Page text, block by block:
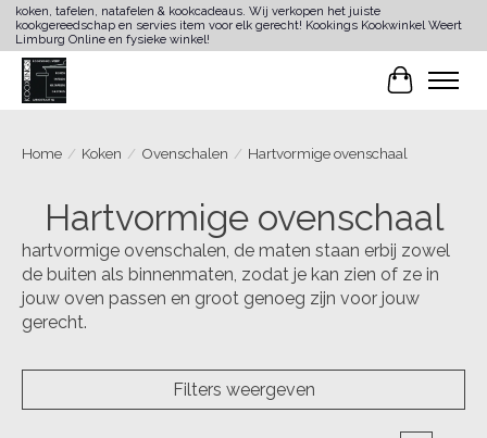
koken, tafelen, natafelen & kookcadeaus. Wij verkopen het juiste
kookgereedschap en servies item voor elk gerecht! Kookings Kookwinkel Weert
Limburg Online en fysieke winkel!
Home / Koken / Ovenschalen / Hartvormige ovenschaal
Hartvormige ovenschaal
hartvormige ovenschalen, de maten staan erbij zowel
de buiten als binnenmaten, zodat je kan zien of ze in
jouw oven passen en groot genoeg zijn voor jouw
gerecht.
Filters weergeven